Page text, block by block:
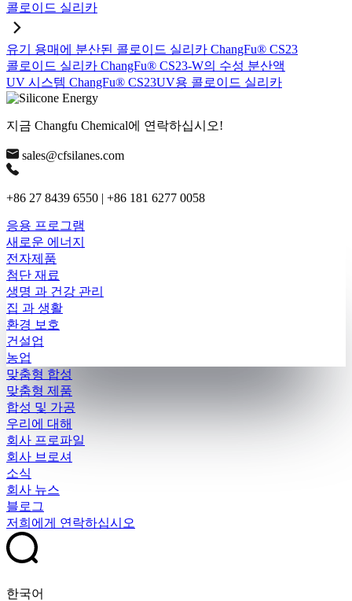
콜로이드 실리카
유기 용매에 분산된 콜로이드 실리카 ChangFu® CS23
콜로이드 실리카 ChangFu® CS23-W의 수성 분산액
UV 시스템 ChangFu® CS23UV용 콜로이드 실리카
지금 Changfu Chemical에 연락하십시오!
sales@cfsilanes.com
+86 27 8439 6550 | +86 181 6277 0058
응용 프로그램
새로운 에너지
전자제품
첨단 재료
생명 과 건강 관리
집 과 생활
환경 보호
건설업
농업
맞춤형 합성
맞춤형 제품
합성 및 가공
우리에 대해
회사 프로파일
회사 브로셔
소식
회사 뉴스
블로그
저희에게 연락하십시오
한국어